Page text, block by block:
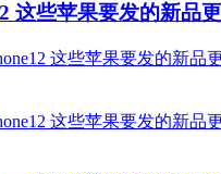
这些苹果要发的新品